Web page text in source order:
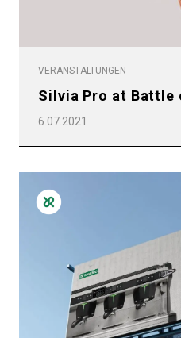
VERANSTALTUNGEN
Silvia Pro at Battle
6.07.2021